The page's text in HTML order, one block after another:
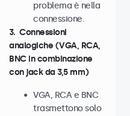
problema è nella
connessione.
3. Connessioni
analogiche (VGA, RCA,
BNC in combinazione
con jack da 3,5 mm)
VGA, RCA e BNC
trasmettono solo